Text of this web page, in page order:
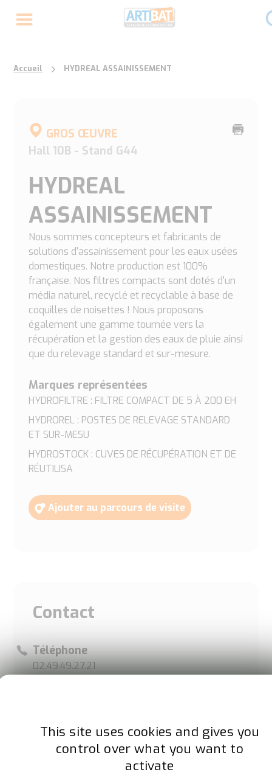
Accueil HYDREAL ASSAINISSEMENT
Imprimer
GROS ŒUVRE
Hall 10B - Stand G44
HYDREAL
ASSAINISSEMENT
Nous sommes concepteurs et fabricants de
solutions d'assainissement pour les eaux usées
domestiques. Notre production est 100%
française. Nos filtres compacts sont dotés d'un
média naturel, recyclé et recyclable à base de
coquilles de noisettes ! Nous proposons
également une gamme tournée vers la
récupération et la gestion des eaux de pluie ainsi
que du relevage standard et sur-mesure.
Marques représentées
HYDROFILTRE : FILTRE COMPACT DE 5 À 200 EH
HYDROREL : POSTES DE RELEVAGE STANDARD
ET SUR-MESU
HYDROSTOCK : CUVES DE RÉCUPÉRATION ET DE
RÉUTILISA
Ajouter au parcours de visite
Contact
Téléphone
02.49.49.27.21
76000 ROUEN
France
This site uses cookies and gives you
control over what you want to
activate